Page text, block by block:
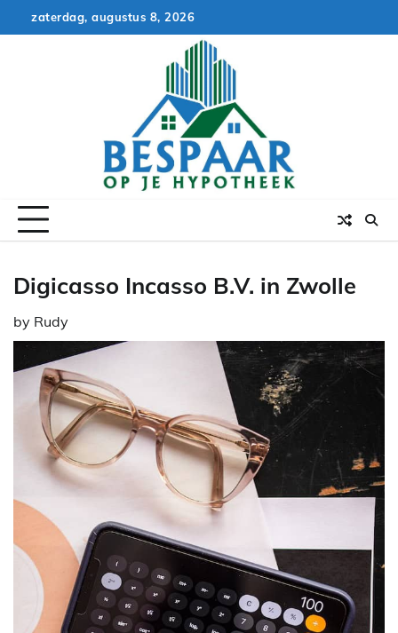
to
zaterdag, augustus 8, 2026
Digicasso Incasso B.V. in Zwolle
by Rudy